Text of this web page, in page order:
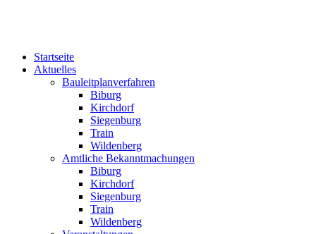
Startseite
Aktuelles
Bauleitplanverfahren
Biburg
Kirchdorf
Siegenburg
Train
Wildenberg
Amtliche Bekanntmachungen
Biburg
Kirchdorf
Siegenburg
Train
Wildenberg